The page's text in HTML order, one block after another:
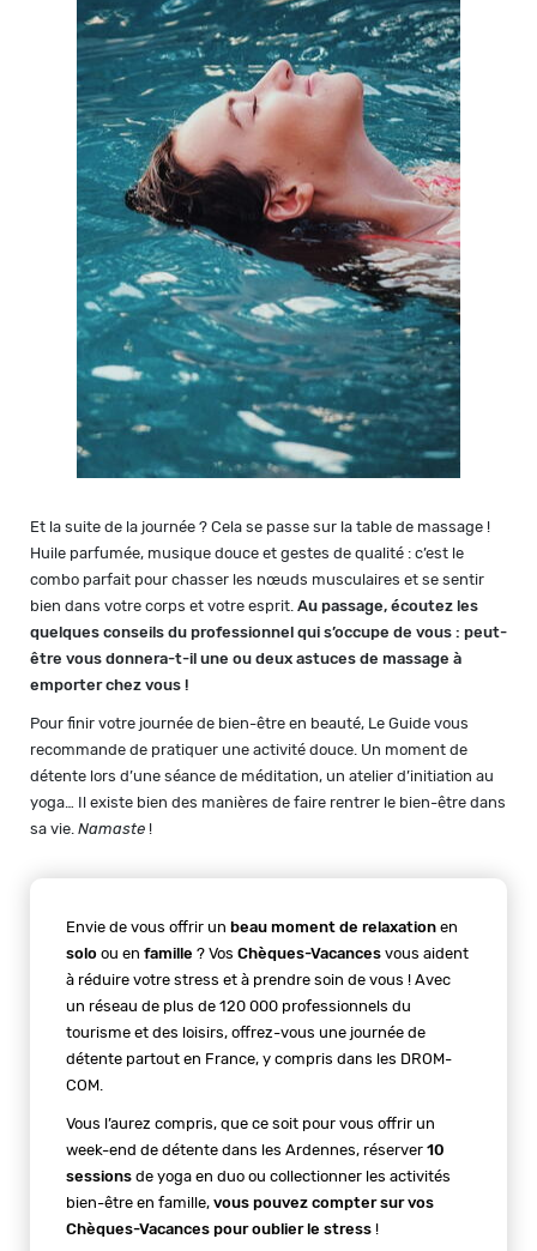
Et la suite de la journée ? Cela se passe sur la table de massage !
Huile parfumée, musique douce et gestes de qualité : c’est le
combo parfait pour chasser les nœuds musculaires et se sentir
bien dans votre corps et votre esprit. Au passage, écoutez les
quelques conseils du professionnel qui s’occupe de vous : peut-
être vous donnera-t-il une ou deux astuces de massage à
emporter chez vous !
Pour finir votre journée de bien-être en beauté, Le Guide vous
recommande de pratiquer une activité douce. Un moment de
détente lors d’une séance de méditation, un atelier d’initiation au
yoga… Il existe bien des manières de faire rentrer le bien-être dans
sa vie. Namaste!
Envie de vous offrir un beau moment de relaxationen
solo ou en famille ? Vos Chèques-Vacancesvous aident
à réduire votre stress et à prendre soin de vous ! Avec
un réseau de plus de 120 000 professionnels du
tourisme et des loisirs, offrez-vous une journée de
détente partout en France, y compris dans les DROM-
COM.
Vous l’aurez compris, que ce soit pour vous offrir un
week-end de détente dans les Ardennes, réserver 10
sessionsde yoga en duo ou collectionner les activités
bien-être en famille, vous pouvez compter sur vos
Chèques-Vacances pour oublier le stress!